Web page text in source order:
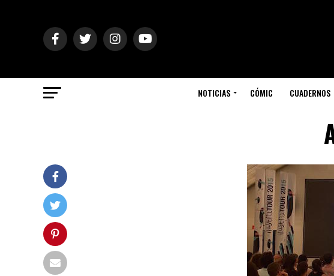
NOTICIAS CÓMIC CUADERNOS